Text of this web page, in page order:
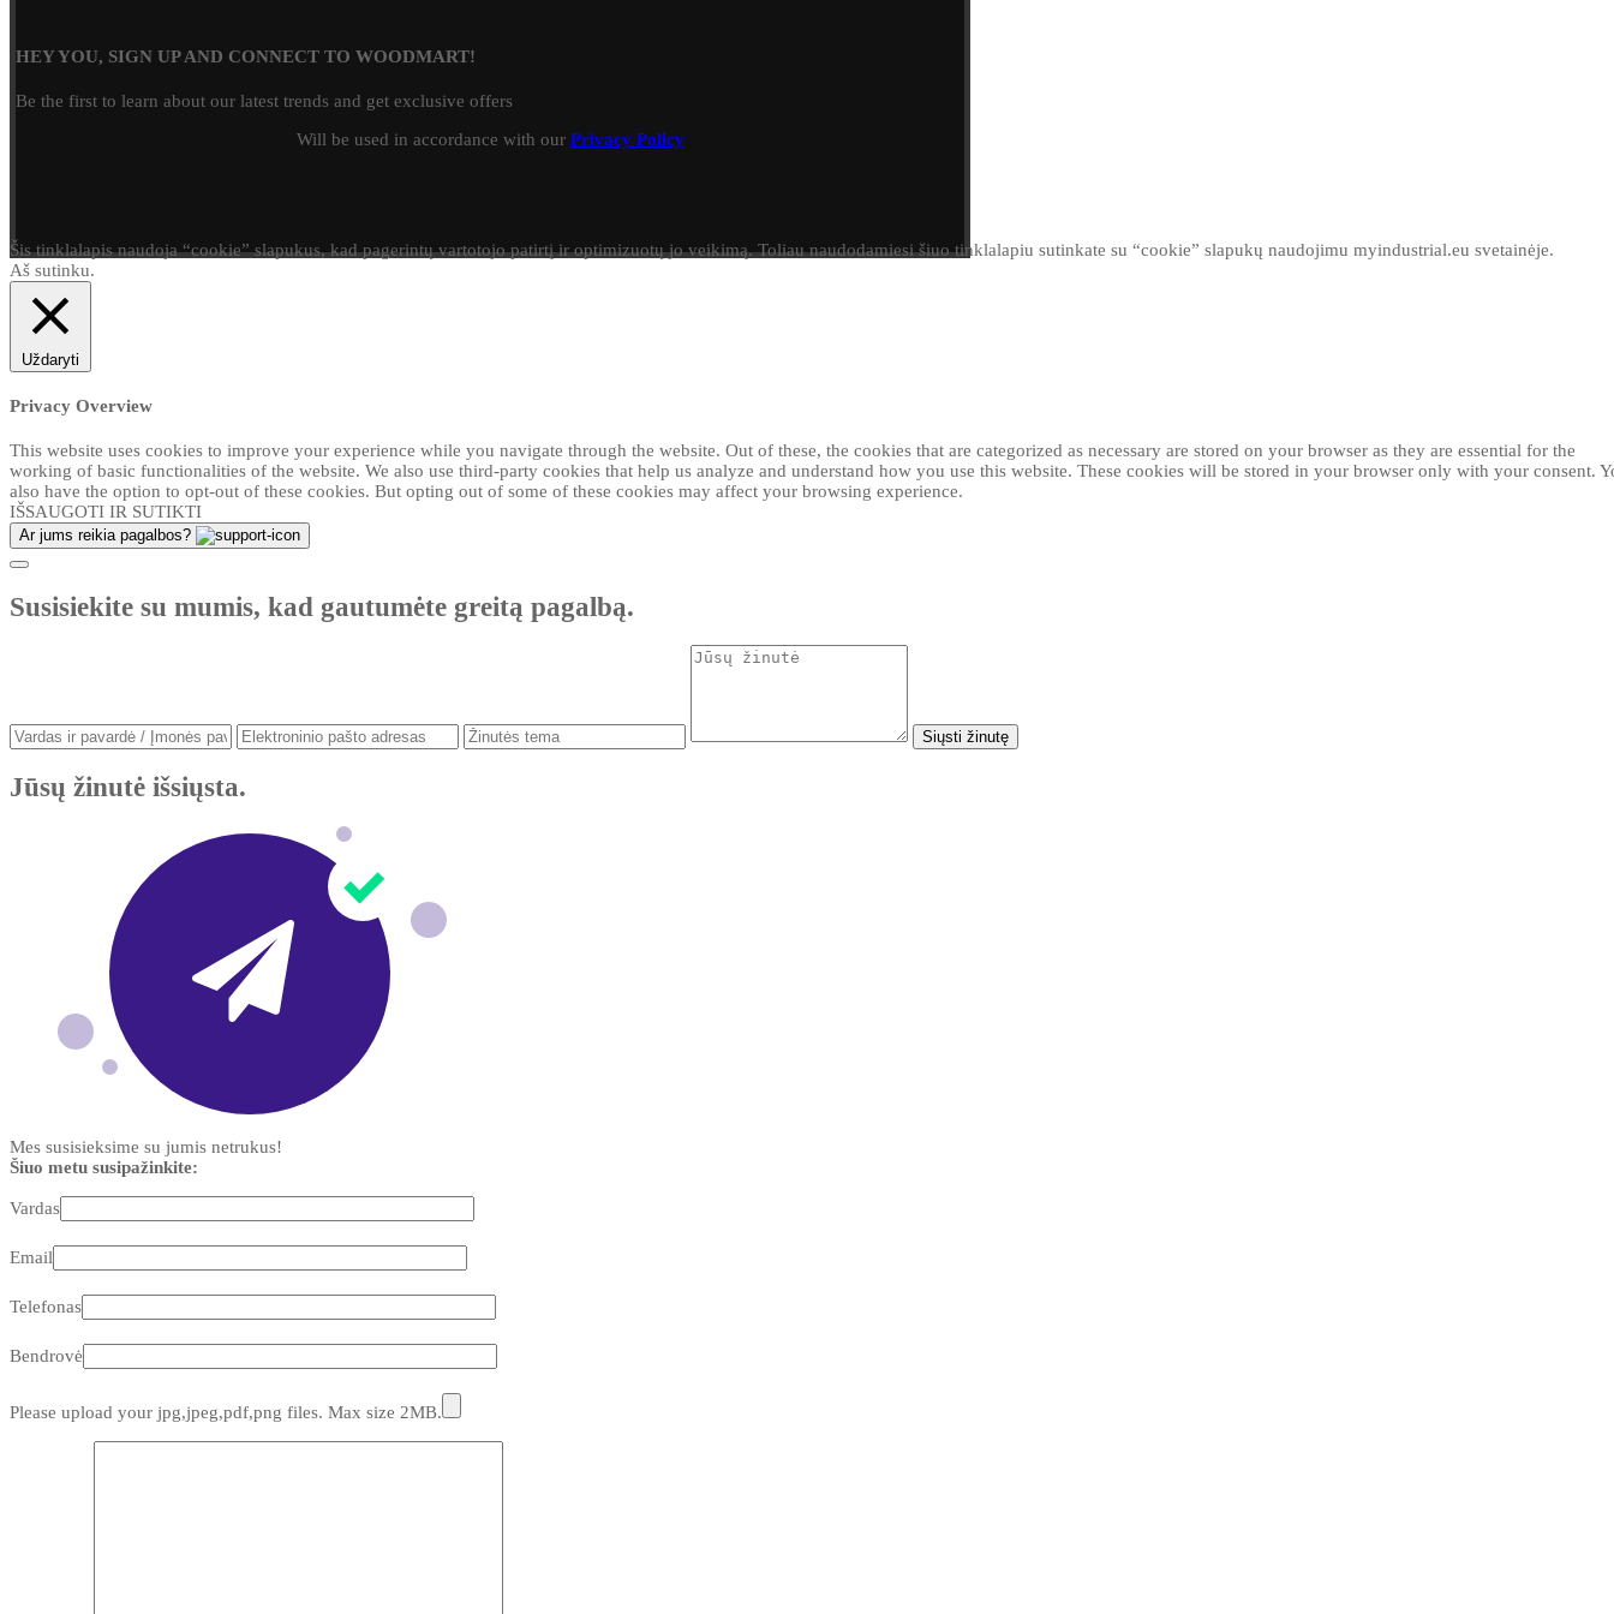
HEY YOU, SIGN UP AND CONNECT TO WOODMART!
Be the first to learn about our latest trends and get exclusive offers
Will be used in accordance with our Privacy Policy
Šis tinklalapis naudoja “cookie” slapukus, kad pagerintų vartotojo patirtį ir optimizuotų jo veikimą. Toliau naudodamiesi šiuo tinklalapiu sutinkate su “cookie” slapukų naudojimu myindustrial.eu svetainėje.
Aš sutinku.
Uždaryti
Privacy Overview
This website uses cookies to improve your experience while you navigate through the website. Out of these, the cookies that are categorized as necessary are stored on your browser as they are essential for the
working of basic functionalities of the website. We also use third-party cookies that help us analyze and understand how you use this website. These cookies will be stored in your browser only with your consent.
also have the option to opt-out of these cookies. But opting out of some of these cookies may affect your browsing experience.
IŠSAUGOTI IR SUTIKTI
Ar jums reikia pagalbos?
Susisiekite su mumis, kad gautumėte greitą pagalbą.
Siųsti žinutę
Jūsų žinutė išsiųsta.
Mes susisieksime su jumis netrukus!
Šiuo metu susipažinkite:
Vardas
Email
Telefonas
Bendrovė
Please upload your jpg,jpeg,pdf,png files. Max size 2MB.